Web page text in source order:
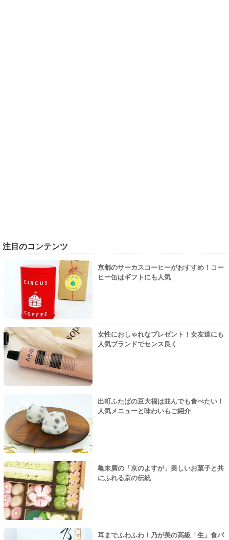
注目のコンテンツ
京都のサーカスコーヒーがおすすめ！コー
ヒー缶はギフトにも人気
女性におしゃれなプレゼント！女友達にも
人気ブランドでセンス良く
出町ふたばの豆大福は並んでも食べたい！
人気メニューと味わいもご紹介
亀末廣の「京のよすが」美しいお菓子と共
にふれる京の伝統
耳までふわふわ！乃が美の高級「生」食パ